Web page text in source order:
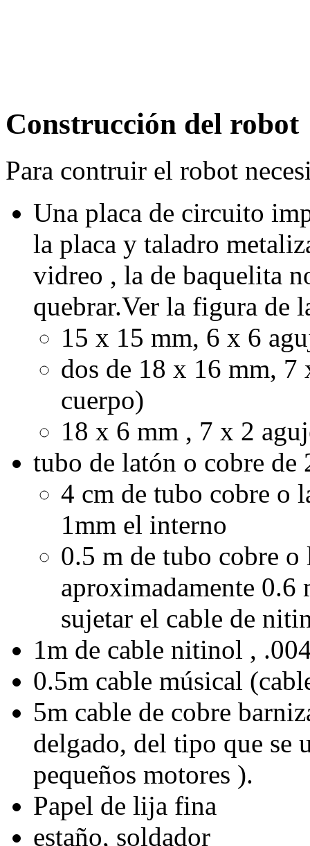
Construcción del robot
Para contruir el robot
Una placa de circuito
la placa y taladro
vidreo , la de baquelita
quebrar.Ver la figura de
15 x 15 mm, 6 x 6
dos de 18 x 16 mm, 7
cuerpo)
18 x 6 mm , 7 x 2
tubo de latón o cobre de
4 cm de tubo cobre o
1mm el interno
0.5 m de tubo cobre
aproximadamente
sujetar el cable de
1m de cable nitinol ,
0.5m cable músical
5m cable de cobre
delgado, del tipo que se
pequeños motores ).
Papel de lija fina
estaño, soldador